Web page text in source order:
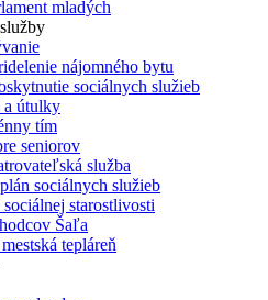
mladých
nájomného bytu
sociálnych služieb
a útulky
tím
seniorov
služba
sociálnych služieb
starostlivosti
Šaľa
tepláreň